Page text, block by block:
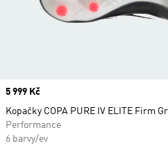
Price
5 999 Kč
Kopačky COPA PURE IV ELITE Firm
Performance
6 barvy/ev